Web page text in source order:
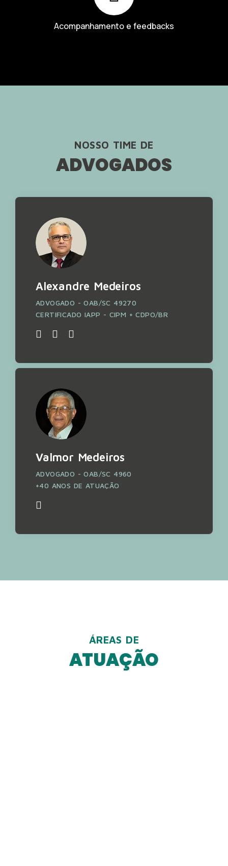
Acompanhamento e feedbacks
NOSSO TIME DE
ADVOGADOS
Alexandre Medeiros
ADVOGADO - OAB/SC 49270
CERTIFICADO IAPP - CIPM + CDPO/BR
Valmor Medeiros
ADVOGADO - OAB/SC 4960
+40 ANOS DE ATUAÇÃO
ÁREAS DE
ATUAÇÃO